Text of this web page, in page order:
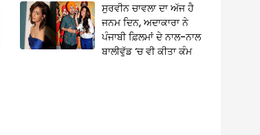
ਸੁਰਵੀਨ ਚਾਵਲਾ ਦਾ ਅੱਜ ਹੈ
ਜਨਮ ਦਿਨ, ਅਦਾਕਾਰਾ ਨੇ
ਪੰਜਾਬੀ ਫ਼ਿਲਮਾਂ ਦੇ ਨਾਲ-ਨਾਲ
ਬਾਲੀਵੁੱਡ ‘ਚ ਵੀ ਕੀਤਾ ਕੰਮ